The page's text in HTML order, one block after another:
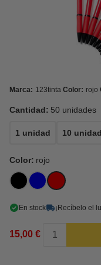
Marca: 123tinta Color: rojo
Cantidad: 50 unidades
1 unidad 10
Color: rojo
En stock ¡Recíbelo el
15,00 €